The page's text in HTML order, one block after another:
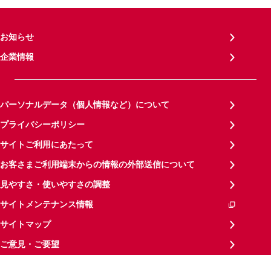
お知らせ
企業情報
パーソナルデータ（個人情報など）について
プライバシーポリシー
サイトご利用にあたって
お客さまご利用端末からの情報の外部送信について
見やすさ・使いやすさの調整
サイトメンテナンス情報
サイトマップ
ご意見・ご要望